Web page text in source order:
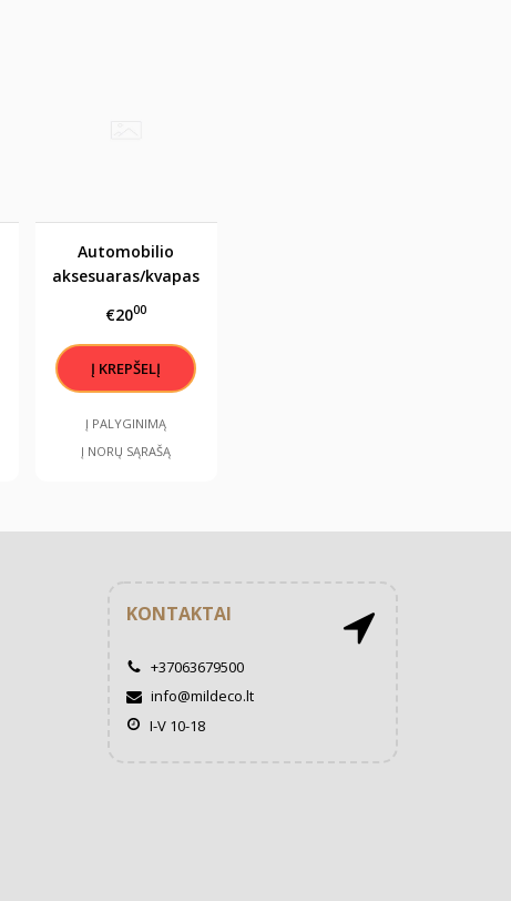
Automobilio
aksesuaras/kvapas
€2000
Į PALYGINIMĄ
Į NORŲ SĄRAŠĄ
KONTAKTAI
+37063679500
info@mildeco.lt
I-V 10-18